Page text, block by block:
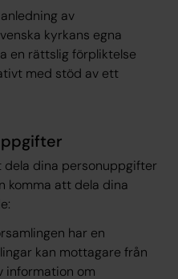
av
kyrkans egna
en rättslig förpliktelse
med stöd av ett
dela dina personuppgifter
komma att dela dina
har en
kan mottagare från
information om